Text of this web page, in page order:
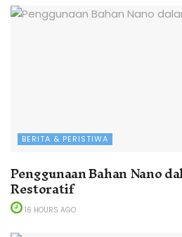
BERITA & PERISTIWA
Penggunaan Bahan Nano
Restoratif
16 HOURS AGO